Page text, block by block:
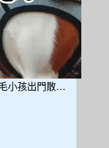
小孩出門散…